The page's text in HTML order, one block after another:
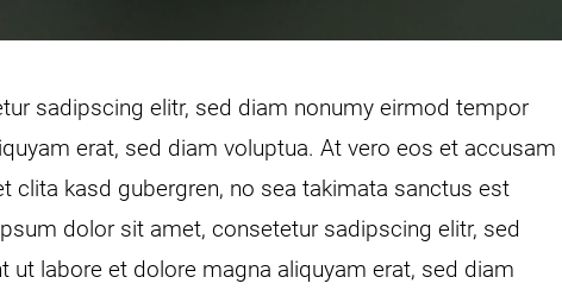
sadipscing elitr, sed diam nonumy eirmod tempor
erat, sed diam voluptua. At vero eos et accusam
clita kasd gubergren, no sea takimata sanctus est
dolor sit amet, consetetur sadipscing elitr, sed
labore et dolore magna aliquyam erat, sed diam